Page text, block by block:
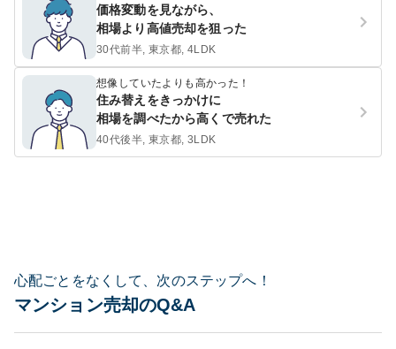
価格変動を見ながら、
相場より高値売却を狙った
30代前半, 東京都, 4LDK
想像していたよりも高かった！
住み替えをきっかけに
相場を調べたから高くで売れた
40代後半, 東京都, 3LDK
心配ごとをなくして、次のステップへ！
マンション売却のQ&A